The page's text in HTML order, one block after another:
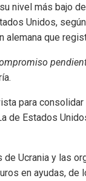
nivel más bajo
Unidos,
alemana que
para
de Estados
Ucrania y las
en ayudas,